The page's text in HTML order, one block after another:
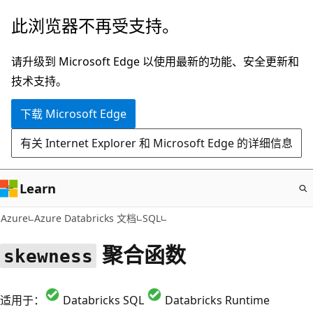
跳
主
要
内
此浏览器不再受支持。
请升级到 Microsoft Edge 以使用最新的功能、安全更新和
技术支持。
下载 Microsoft Edge
有关 Internet Explorer 和 Microsoft Edge 的详细信息
Learn
Azure Azure Databricks 文档 SQL
skewness 聚合函数
适用于： Databricks SQL
Databricks Runtime